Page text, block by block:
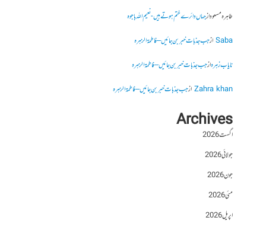
طاہرہ مسعودازجہاں دائرے ختم ہوتے ہیں- نعیم اللہ باجوہ
Sabaازجب جذبات خبر بن جائیں – فاطمۃالزہرہ
نایاب زہرہازجب جذبات خبر بن جائیں – فاطمۃالزہرہ
Zahra khanازجب جذبات خبر بن جائیں – فاطمۃالزہرہ
Archives
اگست 2026
جولائی 2026
جون 2026
مئی 2026
اپریل 2026